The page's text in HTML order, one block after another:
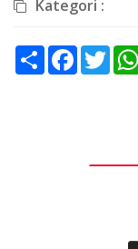
Kategori :
Share Facebook